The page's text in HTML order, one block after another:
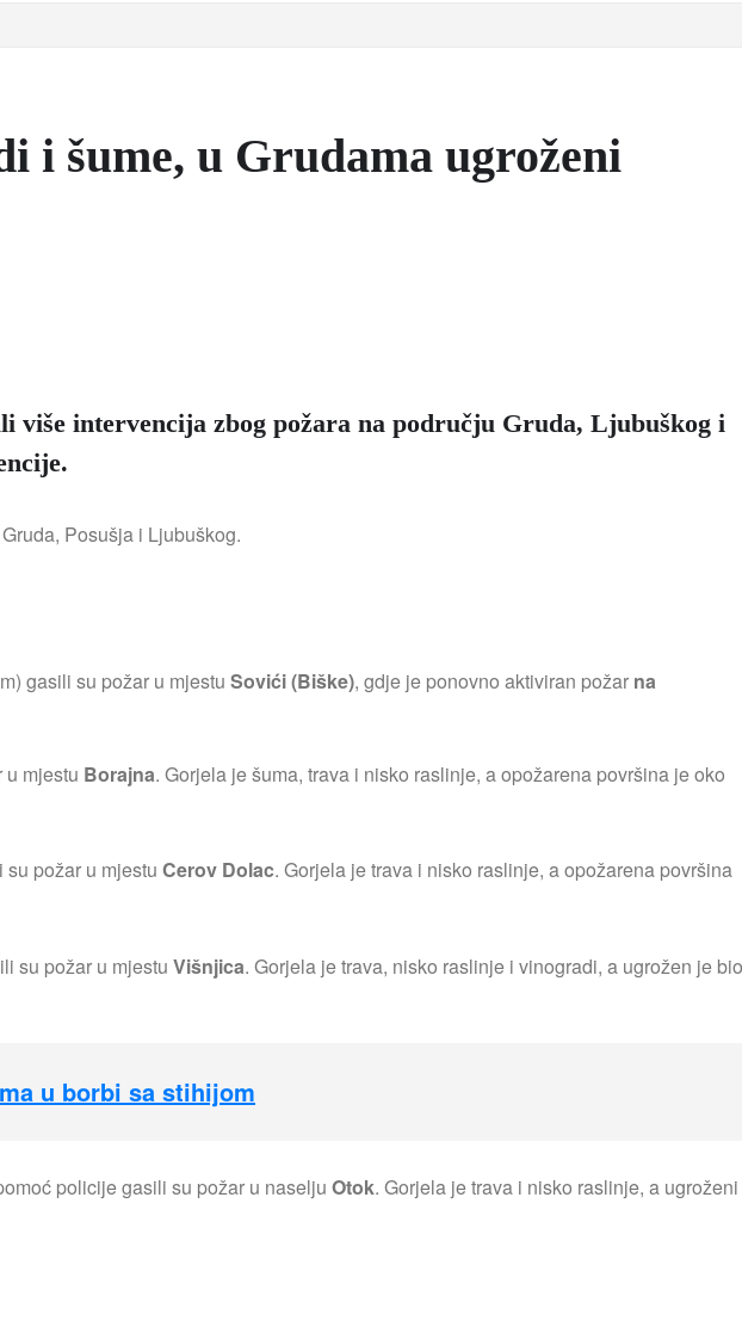
i šume, u Grudama ugroženi
više intervencija zbog požara na području Gruda, Ljubuškog i
Posušja i Ljubuškog.
gasili su požar u mjestu Sovići (Biške), gdje je ponovno aktiviran požar na
u mjestu Borajna. Gorjela je šuma, trava i nisko raslinje, a opožarena površina je oko
požar u mjestu Cerov Dolac. Gorjela je trava i nisko raslinje, a opožarena površina
su požar u mjestu Višnjica. Gorjela je trava, nisko raslinje i vinogradi, a ugrožen je bio
u borbi sa stihijom
policije gasili su požar u naselju Otok. Gorjela je trava i nisko raslinje, a ugroženi